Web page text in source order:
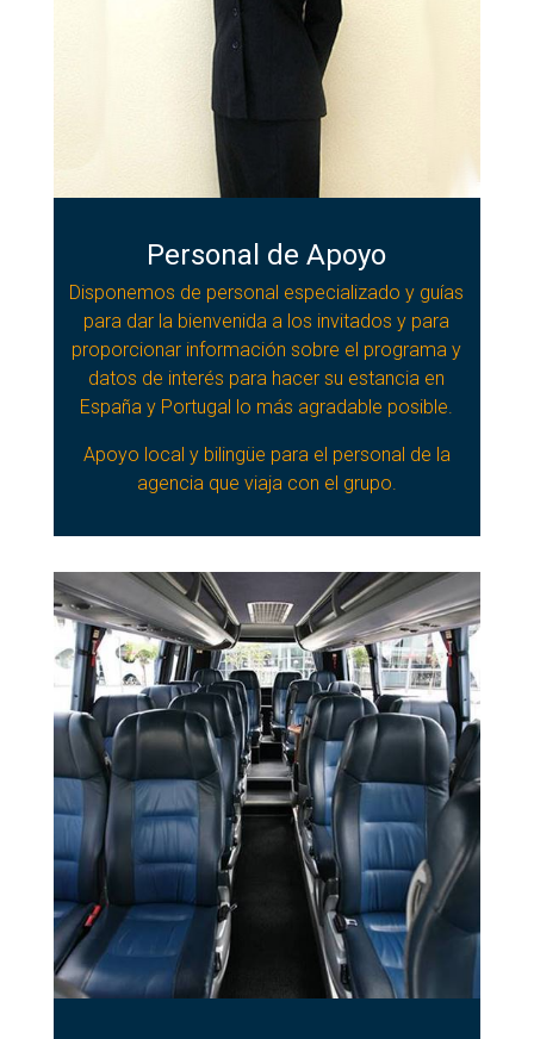
Personal de Apoyo
Disponemos de personal especializado y guías
para dar la bienvenida a los invitados y para
proporcionar información sobre el programa y
datos de interés para hacer su estancia en
España y Portugal lo más agradable posible.
Apoyo local y bilingüe para el personal de la
agencia que viaja con el grupo.